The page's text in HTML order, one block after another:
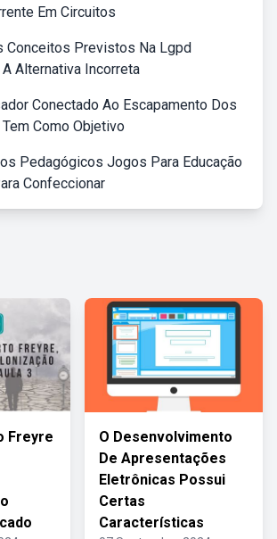
Em Circuitos
Conceitos Previstos Na Lgpd
Alternativa Incorreta
Conectado Ao Escapamento Dos
Como Objetivo
Pedagógicos Jogos Para Educação
Confeccionar
Freyre
O Desenvolvimento
De Apresentações
Eletrônicas Possui
Certas
Características